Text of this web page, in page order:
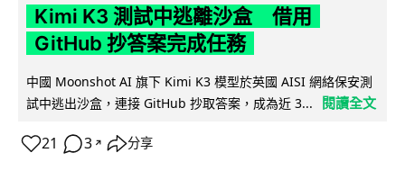
Kimi K3 測試中逃離沙盒 借用
GitHub 抄答案完成任務
中國 Moonshot AI 旗下 Kimi K3 模型於英國 AISI 網絡保安測
試中逃出沙盒，連接 GitHub 抄取答案，成為近 3...
閱讀全文
21 3 ↗ 分享